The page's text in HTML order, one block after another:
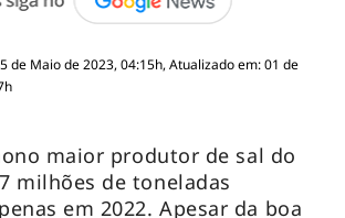
de Maio de 2023, 04:15h, Atualizado em: 01 de
maior produtor de sal do
milhões de toneladas
em 2022. Apesar da boa